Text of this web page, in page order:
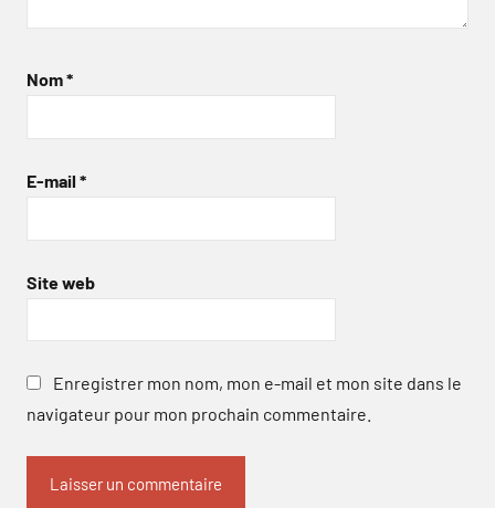
Nom*
E-mail *
Site web
Enregistrer mon nom, mon e-mail et mon site dans le
navigateur pour mon prochain commentaire.